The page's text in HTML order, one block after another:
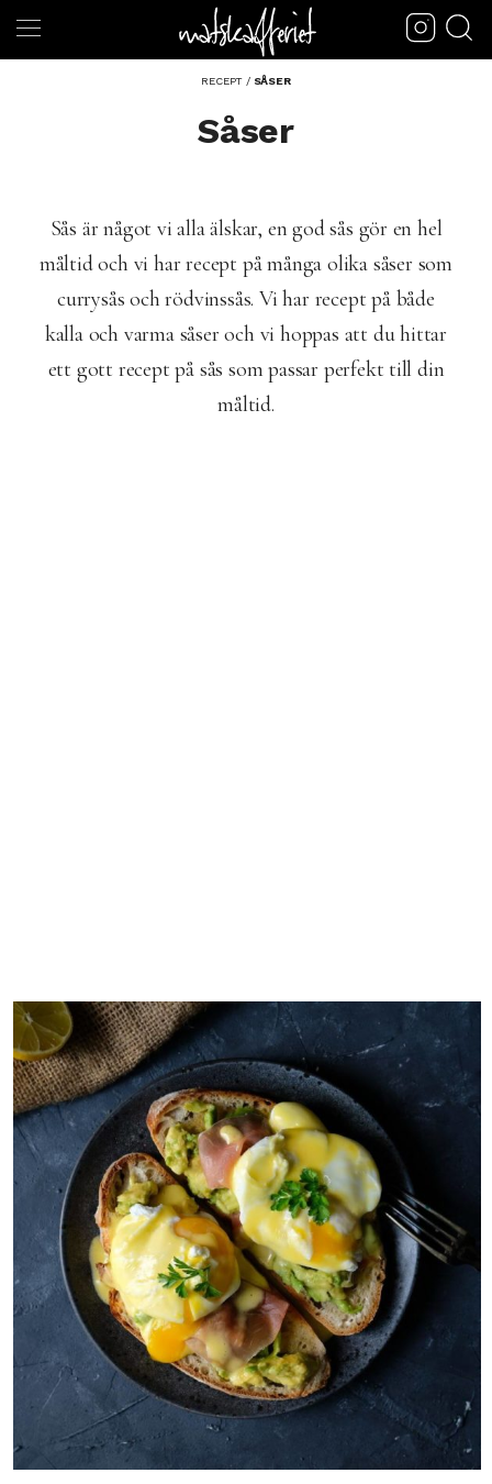
RECEPT / SÅSER
Såser
Sås är något vi alla älskar, en god sås gör en hel
måltid och vi har recept på många olika såser som
currysås och rödvinssås. Vi har recept på både
kalla och varma såser och vi hoppas att du hittar
ett gott recept på sås som passar perfekt till din
måltid.